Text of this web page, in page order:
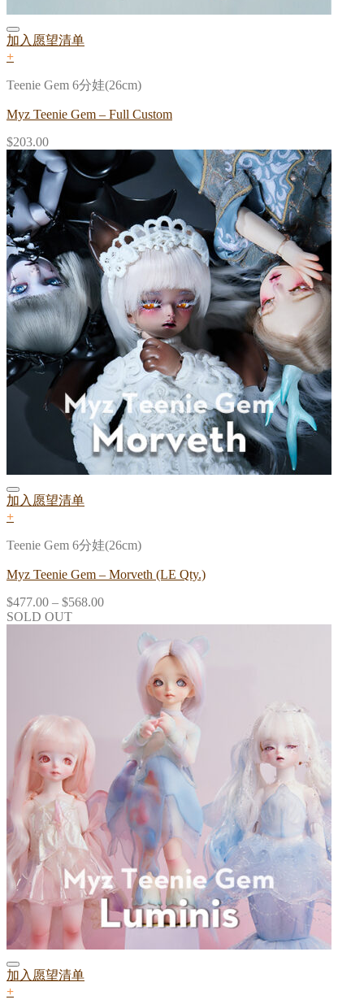
加入愿望清单
+
Teenie Gem 6分娃(26cm)
Myz Teenie Gem – Full Custom
$203.00
加入愿望清单
+
Teenie Gem 6分娃(26cm)
Myz Teenie Gem – Morveth (LE Qty.)
$477.00 – $568.00
SOLD OUT
加入愿望清单
+